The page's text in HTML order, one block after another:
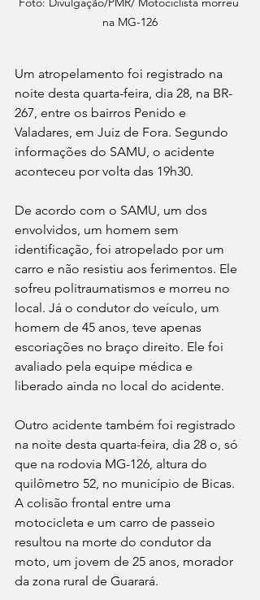
na MG-126
Um atropelamento foi registrado na
noite desta quarta-feira, dia 28, na BR-
267, entre os bairros Penido e
Valadares, em Juiz de Fora. Segundo
informações do SAMU, o acidente
aconteceu por volta das 19h30.
De acordo com o SAMU, um dos
envolvidos, um homem sem
identificação, foi atropelado por um
carro e não resistiu aos ferimentos. Ele
sofreu politraumatismos e morreu no
local. Já o condutor do veículo, um
homem de 45 anos, teve apenas
escoriações no braço direito. Ele foi
avaliado pela equipe médica e
liberado ainda no local do acidente.
Outro acidente também foi registrado
na noite desta quarta-feira, dia 28 o, só
que na rodovia MG-126, altura do
quilômetro 52, no município de Bicas.
A colisão frontal entre uma
motocicleta e um carro de passeio
resultou na morte do condutor da
moto, um jovem de 25 anos, morador
da zona rural de Guarará.